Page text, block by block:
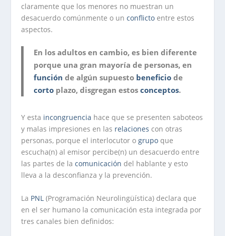
claramente que los menores no muestran un
desacuerdo comúnmente o unconflicto entre estos
aspectos.
En los adultos en cambio, es bien diferente
porque una gran mayoría de personas, en
función de algún supuesto beneficio de
corto plazo, disgregan estosconceptos.
Y esta incongruencia hace que se presenten saboteos
y malas impresiones en las relaciones con otras
personas, porque el interlocutor ogrupo que
escucha(n) al emisor percibe(n) un desacuerdo entre
las partes de lacomunicación del hablante y esto
lleva a la desconfianza y la prevención.
La PNL (Programación Neurolingüística) declara que
en el ser humano la comunicación esta integrada por
tres canales bien definidos: